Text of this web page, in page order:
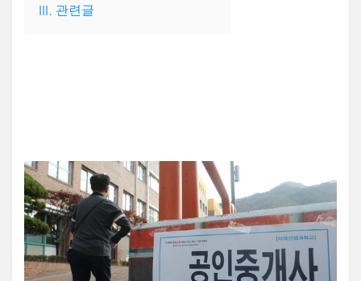
III. 관련글